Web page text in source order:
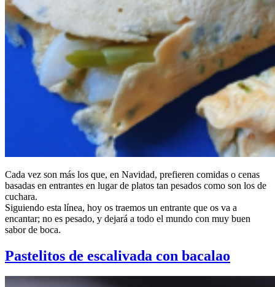
Cada vez son más los que, en Navidad, prefieren comidas o cenas
basadas en entrantes en lugar de platos tan pesados como son los de
cuchara.
Siguiendo esta línea, hoy os traemos un entrante que os va a
encantar; no es pesado, y dejará a todo el mundo con muy buen
sabor de boca.
Pastelitos de escalivada con bacalao